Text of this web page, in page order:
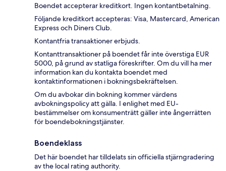
Boendet accepterar kreditkort. Ingen kontantbetalning.
Följande kreditkort accepteras: Visa, Mastercard, American
Express och Diners Club.
Kontantfria transaktioner erbjuds.
Kontanttransaktioner på boendet får inte överstiga EUR
5000, på grund av statliga föreskrifter. Om du vill ha mer
information kan du kontakta boendet med
kontaktinformationen i bokningsbekräftelsen.
Om du avbokar din bokning kommer värdens
avbokningspolicy att gälla. I enlighet med EU-
bestämmelser om konsumenträtt gäller inte ångerrätten
för boendebokningstjänster.
Boendeklass
Det här boendet har tilldelats sin officiella stjärngradering
av the local rating authority.